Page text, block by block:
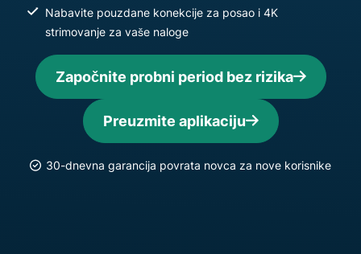
Nabavite pouzdane konekcije za posao i 4K
strimovanje za vaše naloge
Započnite probni period bez rizika
Preuzmite aplikaciju
30-dnevna garancija povrata novca za nove korisnike